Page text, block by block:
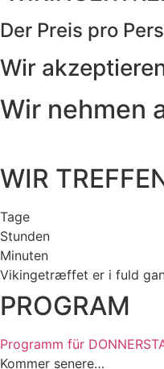
Der Preis pro
Wir
Wir nehmen
WIR
Tage
Stunden
Minuten
Vikingetræffet er i fuld
PROGRAM
Programm für
Kommer senere…